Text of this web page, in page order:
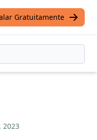
Gratuitamente
2023